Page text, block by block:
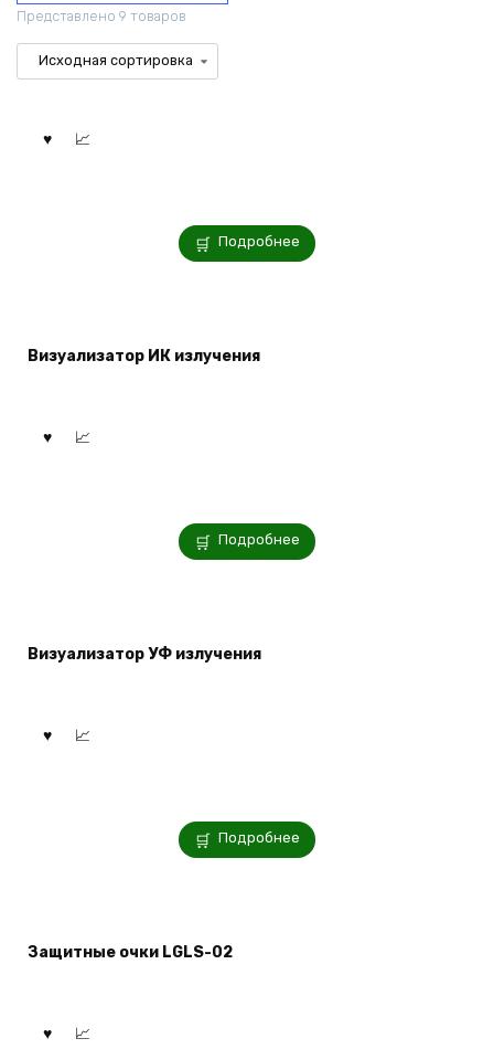
Представлено 9 товаров
Подробнее
Визуализатор ИК излучения
Подробнее
Визуализатор УФ излучения
Подробнее
Защитные очки LGLS-02